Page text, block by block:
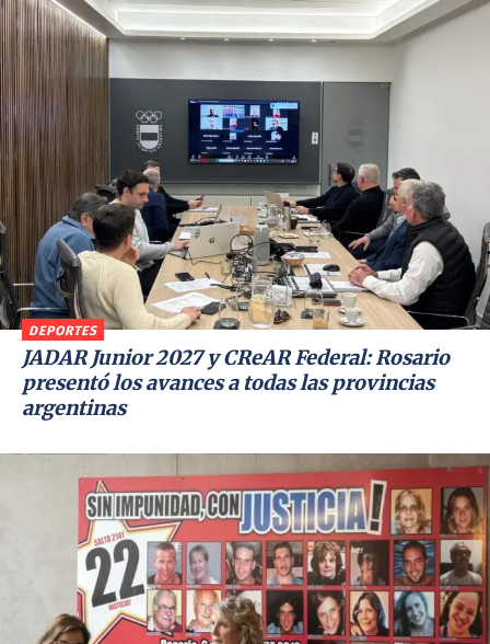
DEPORTES
JADAR Junior 2027 y CReAR Federal: Rosario
presentó los avances a todas las provincias
argentinas